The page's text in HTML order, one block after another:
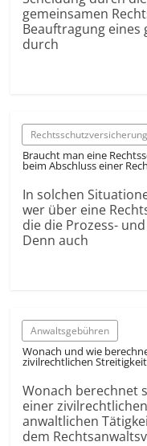
gemeinsamen
Beauftragung eines
durch
Rechtsschutzversicherung
Braucht man eine
beim Abschluss einer
In solchen
wer über eine
die die Prozess-
Denn auch
Anwaltsgebühren
Wonach und wie
zivilrechtlichen
Wonach berechnet
einer
anwaltlichen
dem